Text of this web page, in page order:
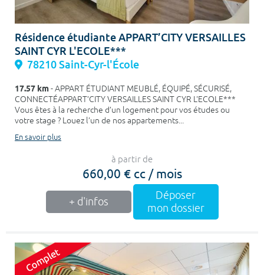
Résidence étudiante APPART’CITY VERSAILLES
SAINT CYR L'ECOLE***
78210 Saint-Cyr-l'École
17.57 km- APPART ÉTUDIANT MEUBLÉ, ÉQUIPÉ, SÉCURISÉ,
CONNECTÉAPPART’CITY VERSAILLES SAINT CYR L'ECOLE***
Vous êtes à la recherche d’un logement pour vos études ou
votre stage ? Louez l’un de nos appartements...
En savoir plus
à partir de
660,00 € cc / mois
+ d'infos
Déposer
mon dossier